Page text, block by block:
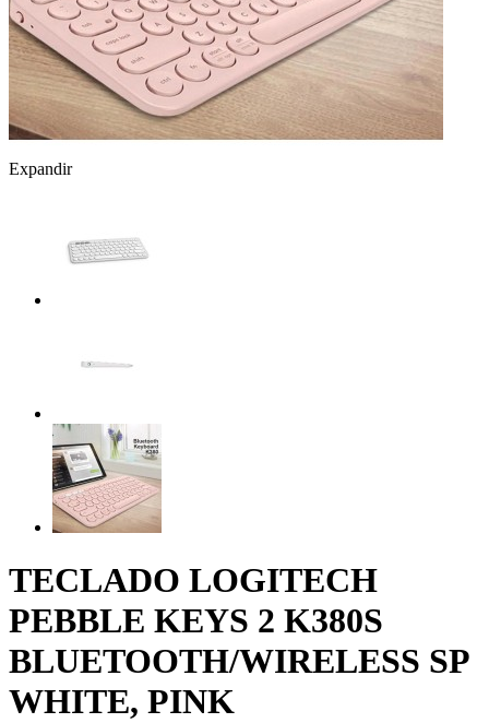
Expandir
TECLADO LOGITECH
PEBBLE KEYS 2 K380S
BLUETOOTH/WIRELESS SP
WHITE, PINK